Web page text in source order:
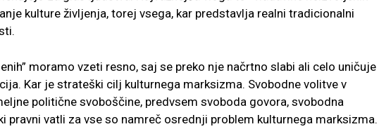
kulture življenja, torej vsega, kar predstavlja realni tradicionalni
moramo vzeti resno, saj se preko nje načrtno slabi ali celo uničuje
Kar je strateški cilj kulturnega marksizma. Svobodne volitve v
politične svoboščine, predvsem svoboda govora, svobodna
pravni vatli za vse so namreč osrednji problem kulturnega marksizma.